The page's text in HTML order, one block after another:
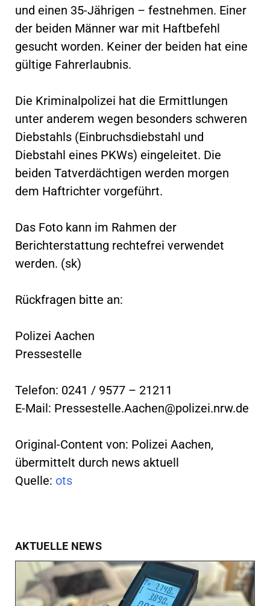
und einen 35-Jährigen – festnehmen. Einer
der beiden Männer war mit Haftbefehl
gesucht worden. Keiner der beiden hat eine
gültige Fahrerlaubnis.
Die Kriminalpolizei hat die Ermittlungen
unter anderem wegen besonders schweren
Diebstahls (Einbruchsdiebstahl und
Diebstahl eines PKWs) eingeleitet. Die
beiden Tatverdächtigen werden morgen
dem Haftrichter vorgeführt.
Das Foto kann im Rahmen der
Berichterstattung rechtefrei verwendet
werden. (sk)
Rückfragen bitte an:
Polizei Aachen
Pressestelle
Telefon: 0241 / 9577 – 21211
E-Mail: Pressestelle.Aachen@polizei.nrw.de
Original-Content von: Polizei Aachen,
übermittelt durch news aktuell
Quelle: ots
AKTUELLE NEWS